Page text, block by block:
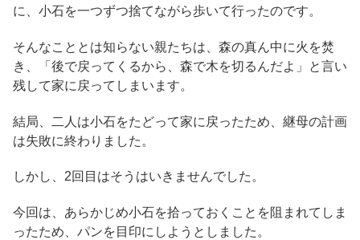
に、小石を一つずつ捨てながら歩いて行ったのです。
そんなこととは知らない親たちは、森の真ん中に火を焚
き、「後で戻ってくるから、森で木を切るんだよ」と言い
残して家に戻ってしまいます。
結局、二人は小石をたどって家に戻ったため、継母の計画
は失敗に終わりました。
しかし、2回目はそうはいきませんでした。
今回は、あらかじめ小石を拾っておくことを阻まれてしま
ったため、パンを目印にしようとしました。